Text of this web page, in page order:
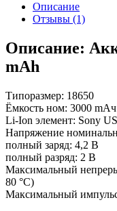
Описание
Отзывы (1)
Описание:
mAh
Типоразмер: 18650
Ёмкость ном: 3000 mAч
Li-Ion элемент: Sony
Напряжение
полный заряд: 4,2 В
полный разряд: 2 В
Максимальный
80 °С)
Максимальный